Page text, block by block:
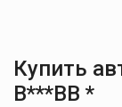
Купить
В***ВВ *